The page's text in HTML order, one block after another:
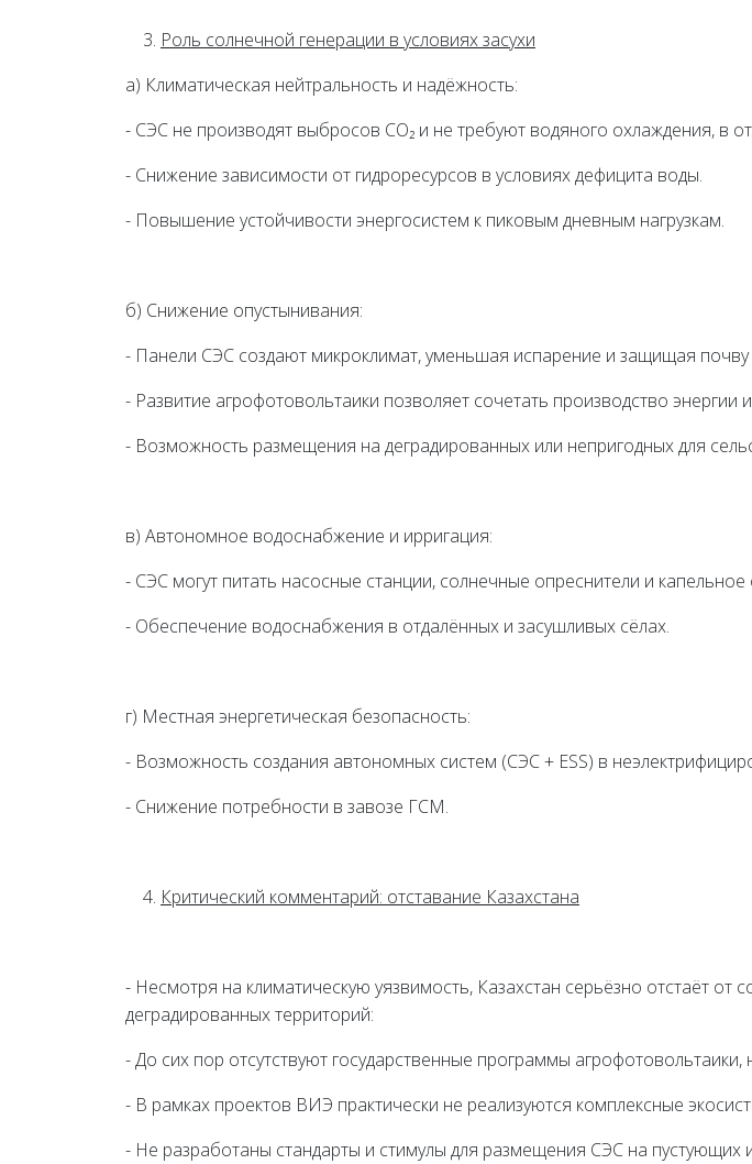
Роль солнечной генерации в условиях засухи
а) Климатическая нейтральность и надёжность:
- СЭС не производят выбросов CO₂ и не требуют водяного охлаждения, в
- Снижение зависимости от гидроресурсов в условиях дефицита воды.
- Повышение устойчивости энергосистем к пиковым дневным нагрузкам.
б) Снижение опустынивания:
- Панели СЭС создают микроклимат, уменьшая испарение и защищая почву
- Развитие агрофотовольтаики позволяет сочетать производство энергии
- Возможность размещения на деградированных или непригодных для
в) Автономное водоснабжение и ирригация:
- СЭС могут питать насосные станции, солнечные опреснители и
- Обеспечение водоснабжения в отдалённых и засушливых сёлах.
г) Местная энергетическая безопасность:
- Возможность создания автономных систем (СЭС + ESS) в
- Снижение потребности в завозе ГСМ.
Критический комментарий: отставание Казахстана
- Несмотря на климатическую уязвимость, Казахстан серьёзно отстаёт
деградированных территорий:
- До сих пор отсутствуют государственные программы
- В рамках проектов ВИЭ практически не реализуются комплексные
- Не разработаны стандарты и стимулы для размещения СЭС на пустующих